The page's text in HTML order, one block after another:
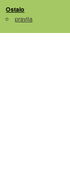
Ostalo
pravila